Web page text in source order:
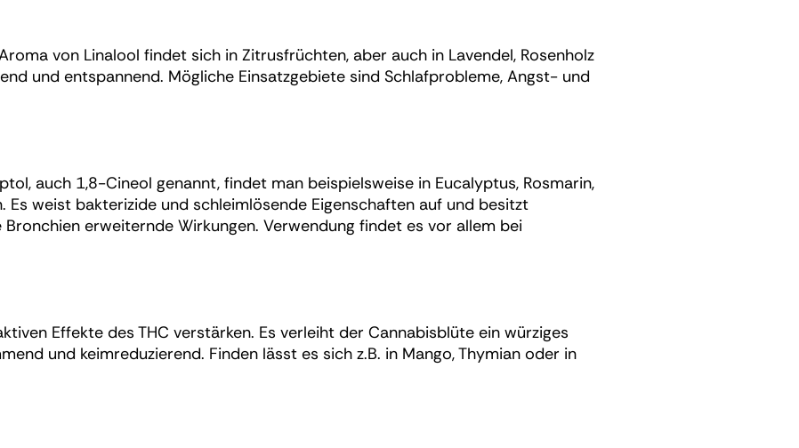
von Linalool findet sich in Zitrusfrüchten, aber auch in Lavendel, Rosenholz
und entspannend. Mögliche Einsatzgebiete sind Schlafprobleme, Angst- und
auch 1,8-Cineol genannt, findet man beispielsweise in Eucalyptus, Rosmarin,
Es weist bakterizide und schleimlösende Eigenschaften auf und besitzt
erweiternde Wirkungen. Verwendung findet es vor allem bei
Effekte des THC verstärken. Es verleiht der Cannabisblüte ein würziges
und keimreduzierend. Finden lässt es sich z.B. in Mango, Thymian oder in